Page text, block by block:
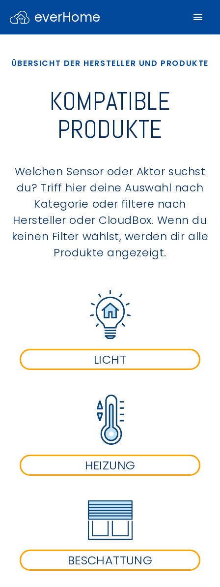
everHome
ÜBERSICHT DER HERSTELLER UND PRODUKTE
KOMPATIBLE
PRODUKTE
Welchen Sensor oder Aktor suchst
du? Triff hier deine Auswahl nach
Kategorie oder filtere nach
Hersteller oder CloudBox. Wenn du
keinen Filter wählst, werden dir alle
Produkte angezeigt.
LICHT
HEIZUNG
BESCHATTUNG